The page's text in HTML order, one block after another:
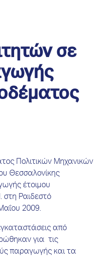
σε
Πολιτικών Μηχανικών
Θεσσαλονίκης
έτοιμου
στη Ραιδεστό
2009.
από
για τις
παραγωγής και τα